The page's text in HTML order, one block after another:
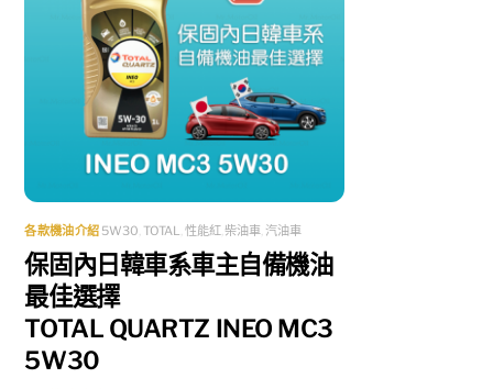
各款機油介紹 5W30, TOTAL,性能紅,柴油車, 汽油車
保固內日韓車系車主自備機油
最佳選擇
TOTAL QUARTZ INEO MC3
5W30